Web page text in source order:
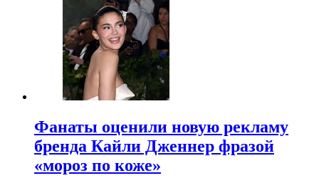
Фанаты оценили новую рекламу
бренда Кайли Дженнер фразой
«мороз по коже»